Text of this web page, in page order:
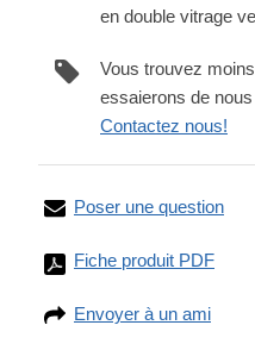
en double vitrage
Vous trouvez
essaierons de nous
Contactez nous!
Poser une question
Fiche produit PDF
Envoyer à un ami